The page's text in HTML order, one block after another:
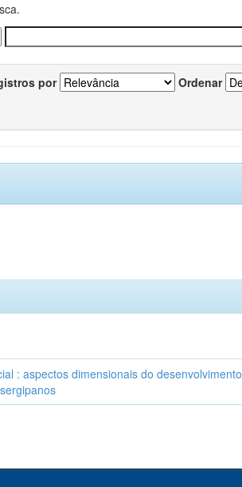
por Ordenar
: aspectos dimensionais do desenvolvimento